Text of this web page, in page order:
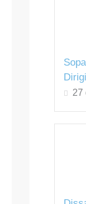
27